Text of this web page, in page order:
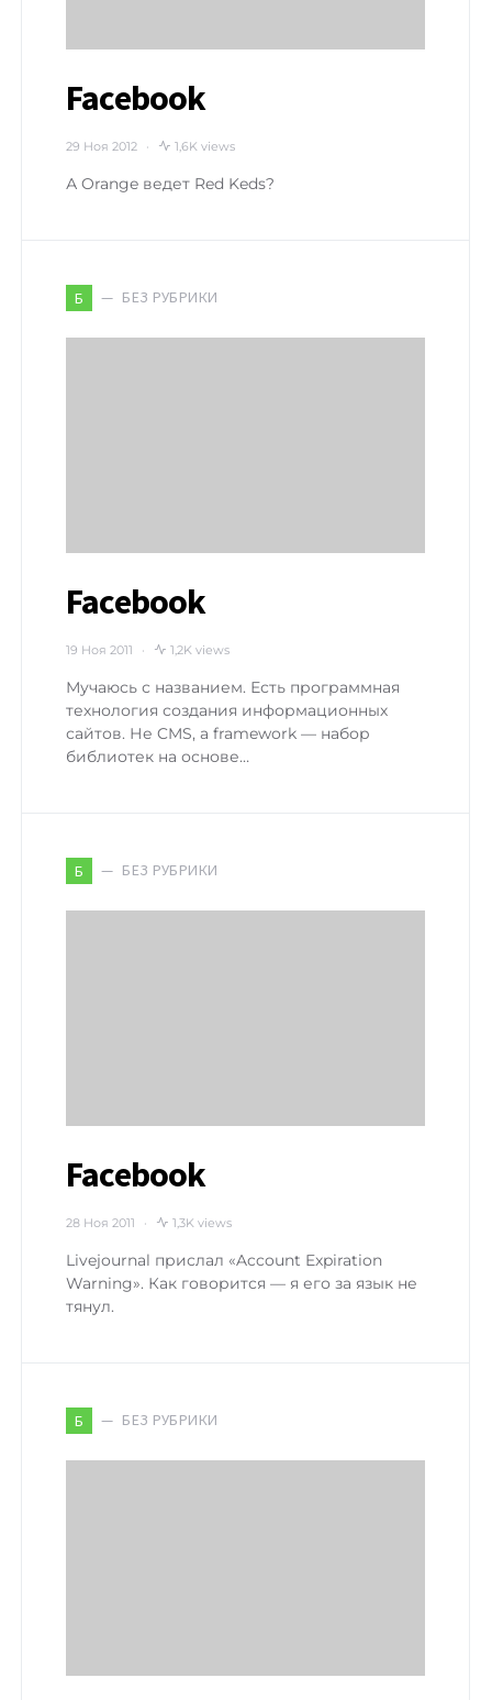
Facebook
29 Ноя 2012 1,6K views
А Orange ведет Red Keds?
Б БЕЗ РУБРИКИ
Facebook
19 Ноя 2011 1,2K views
Мучаюсь с названием. Есть программная
технология создания информационных
сайтов. Не CMS, а framework — набор
библиотек на основе…
Б БЕЗ РУБРИКИ
Facebook
28 Ноя 2011 1,3K views
Livejournal прислал «Account Expiration
Warning». Как говорится — я его за язык не
тянул.
Б БЕЗ РУБРИКИ